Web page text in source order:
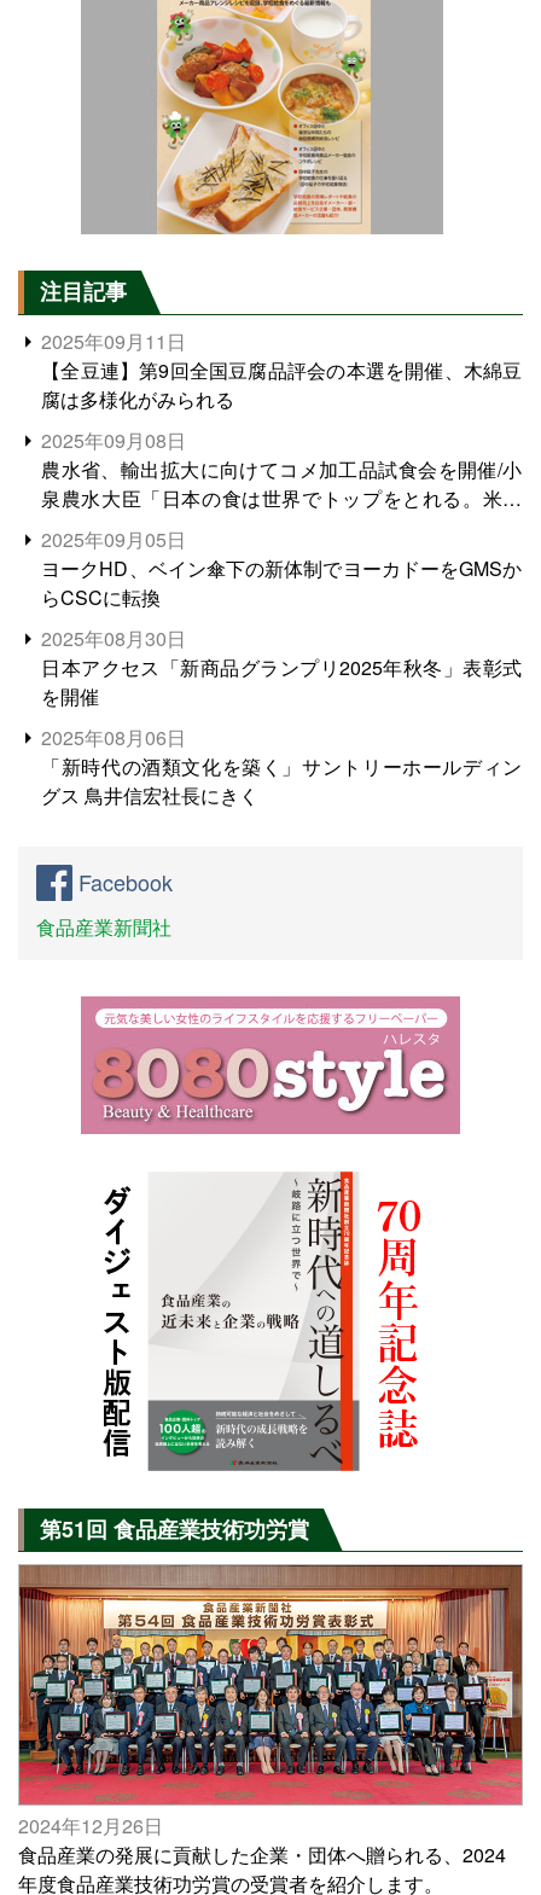
注目記事
2025年09月11日
【全豆連】第9回全国豆腐品評会の本選を開催、木綿豆
腐は多様化がみられる
2025年09月08日
農水省、輸出拡大に向けてコメ加工品試食会を開催/小
泉農水大臣「日本の食は世界でトップをとれる。米増
産に向けて、米輸出需要の拡大を」
2025年09月05日
ヨークHD、ベイン傘下の新体制でヨーカドーをGMSか
らCSCに転換
2025年08月30日
日本アクセス「新商品グランプリ2025年秋冬」表彰式
を開催
2025年08月06日
「新時代の酒類文化を築く」サントリーホールディン
グス 鳥井信宏社長にきく
Facebook
食品産業新聞社
第51回 食品産業技術功労賞
2024年12月26日
食品産業の発展に貢献した企業・団体へ贈られる、2024
年度食品産業技術功労賞の受賞者を紹介します。